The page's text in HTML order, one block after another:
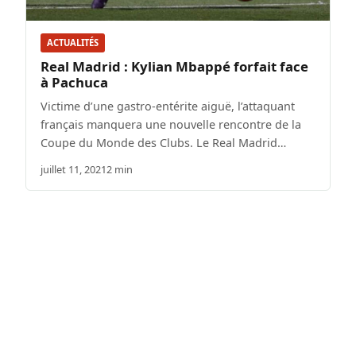
ACTUALITÉS
Real Madrid : Kylian Mbappé forfait face
à Pachuca
Victime d’une gastro-entérite aiguë, l’attaquant
français manquera une nouvelle rencontre de la
Coupe du Monde des Clubs. Le Real Madrid…
juillet 11, 20212 min